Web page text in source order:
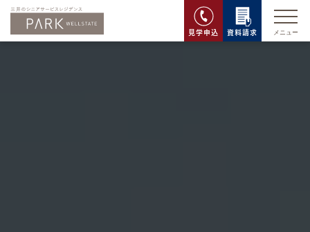
見学申込 資料請求